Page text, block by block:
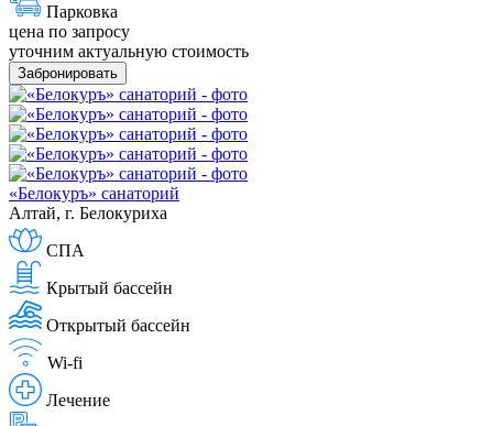
Парковка
цена по запросу
уточним актуальную стоимость
Забронировать
«Белокуръ» санаторий
Алтай, г. Белокуриха
СПА
Крытый бассейн
Открытый бассейн
Wi-fi
Лечение